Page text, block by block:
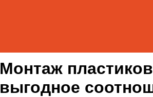
Монтаж
выгодное